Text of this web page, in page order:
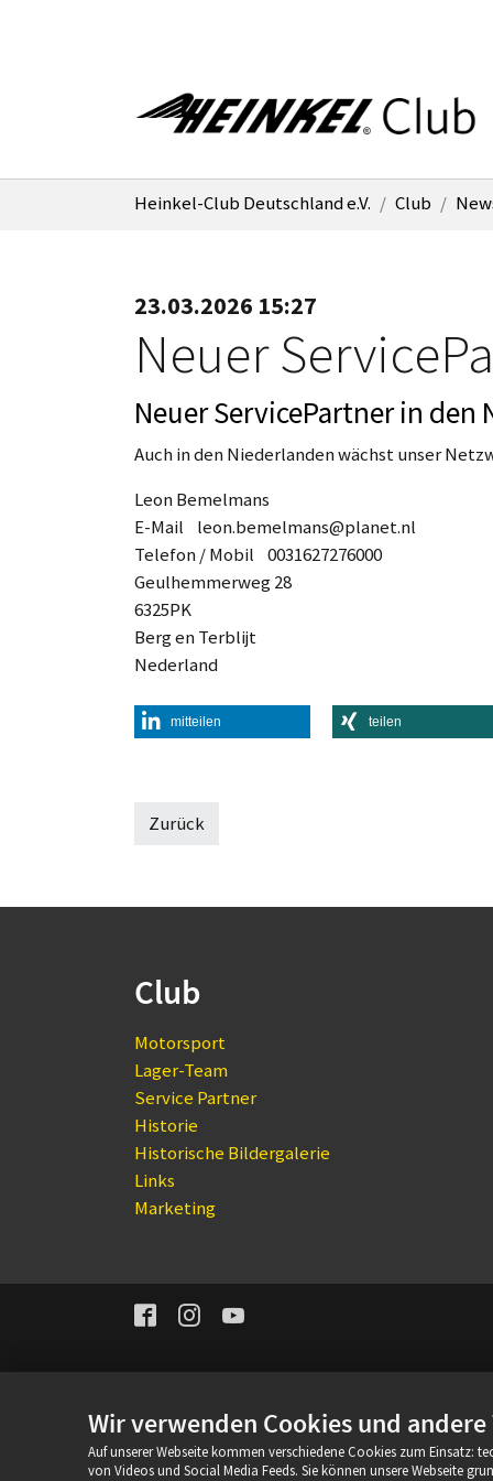
Wir verwenden Cookies und
Auf unserer Webseite kommen verschiedene Cookies zum Einsatz:
von Videos und Social Media Feeds. Sie können unsere Webseite
Heinkel-Club Deutschland e.V. Club
23.03.2026 15:27
Neuer
Neuer ServicePartner in den
Auch in den Niederlanden wächst unser
Leon Bemelmans
E-Mail leon.bemelmans@planet.nl
Telefon / Mobil 0031627276000
Geulhemmerweg 28
6325PK
Berg en Terblijt
Nederland
mitteilen teilen
Zurück
Club
Motorsport
Lager-Team
Service Partner
Historie
Historische Bildergalerie
Links
Marketing